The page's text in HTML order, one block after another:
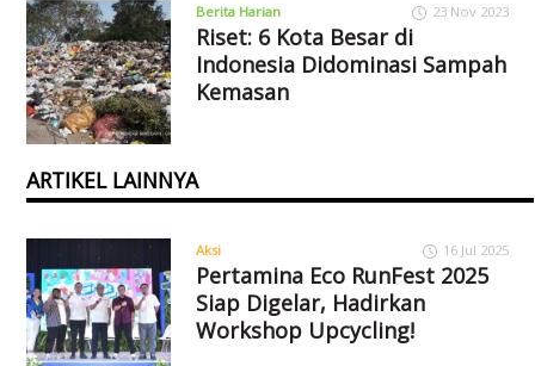
Berita Harian 23 Nov 2023
Riset: 6 Kota Besar di
Indonesia Didominasi Sampah
Kemasan
ARTIKEL LAINNYA
Aksi 16 Jul 2025
Pertamina Eco RunFest 2025
Siap Digelar, Hadirkan
Workshop Upcycling!